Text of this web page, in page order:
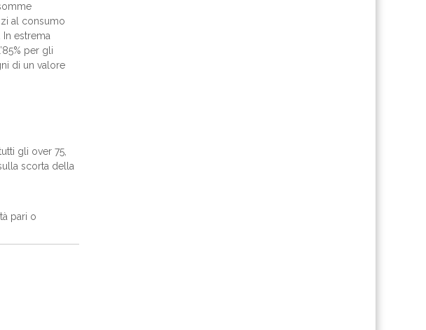
al consumo
estrema
per gli
di un valore
gli over 75,
scorta della
pari o